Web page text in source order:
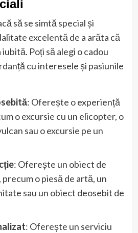
să se simtă special și
excelentă de a arăta că
Poți să alegi o cadou
cu interesele și pasiunile
: Oferește o experiență
o excursie cu un elicopter, o
sau o excursie pe un
: Oferește un obiect de
o piesă de artă, un
sau un obiect deosebit de
: Oferește un serviciu